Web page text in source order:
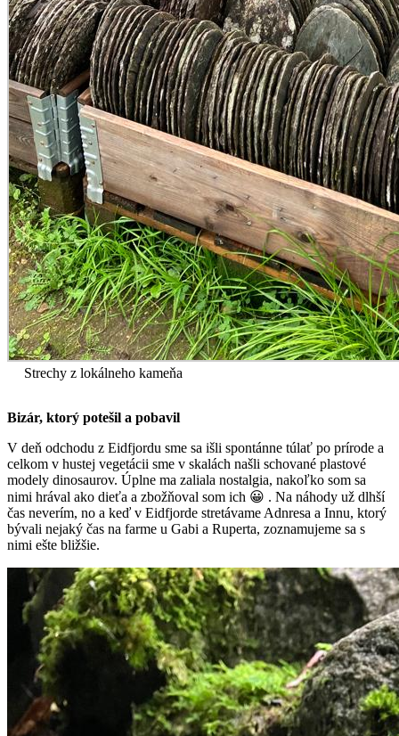
Strechy z lokálneho kameňa
Bizár, ktorý potešil a pobavil
V deň odchodu z Eidfjordu sme sa išli spontánne túlať po prírode a
celkom v hustej vegetácii sme v skalách našli schované plastové
modely dinosaurov. Úplne ma zaliala nostalgia, nakoľko som sa
nimi hrával ako dieťa a zbožňoval som ich 😀 . Na náhody už dlhší
čas neverím, no a keď v Eidfjorde stretávame Adnresa a Innu, ktorý
bývali nejaký čas na farme u Gabi a Ruperta, zoznamujeme sa s
nimi ešte bližšie.